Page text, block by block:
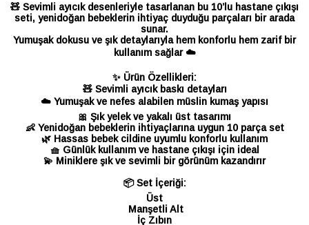
🧸 Sevimli ayıcık desenleriyle tasarlanan bu 10’lu hastane çıkışı
seti, yenidoğan bebeklerin ihtiyaç duyduğu parçaları bir arada
sunar.
Yumuşak dokusu ve şık detaylarıyla hem konforlu hem zarif bir
kullanım sağlar ☁️
✨ Ürün Özellikleri:
🧸 Sevimli ayıcık baskı detayları
☁️ Yumuşak ve nefes alabilen müslin kumaş yapısı
🎀 Şık yelek ve yakalı üst tasarımı
👶 Yenidoğan bebeklerin ihtiyaçlarına uygun 10 parça set
🌿 Hassas bebek cildine uyumlu konforlu kullanım
🧺 Günlük kullanım ve hastane çıkışı için ideal
💫 Miniklere şık ve sevimli bir görünüm kazandırır
📦 Set İçeriği:
Üst
Manşetli Alt
İç Zıbın